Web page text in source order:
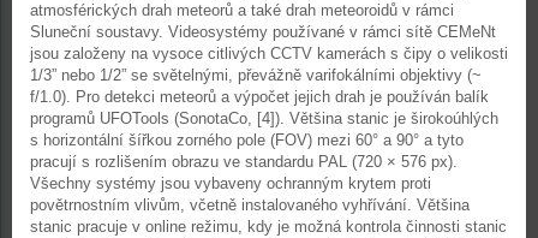
atmosférických drah meteorů a také drah meteoroidů v rámci
Sluneční soustavy. Videosystémy používané v rámci sítě CEMeNt
jsou založeny na vysoce citlivých CCTV kamerách s čipy o velikosti
1/3” nebo 1/2” se světelnými, převážně varifokálními objektivy (~
f/1.0). Pro detekci meteorů a výpočet jejich drah je používán balík
programů UFOTools (SonotaCo, [4]). Většina stanic je širokoúhlých
s horizontální šířkou zorného pole (FOV) mezi 60° a 90° a tyto
pracují s rozlišením obrazu ve standardu PAL (720 × 576 px).
Všechny systémy jsou vybaveny ochranným krytem proti
povětrnostním vlivům, včetně instalovaného vyhřívání. Většina
stanic pracuje v online režimu, kdy je možná kontrola činnosti stanic